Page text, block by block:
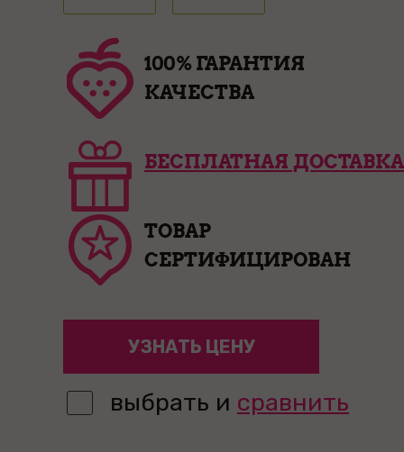
100% ГАРАНТИЯ
КАЧЕСТВА
БЕСПЛАТНАЯ ДОСТАВКА
ТОВАР
СЕРТИФИЦИРОВАН
УЗНАТЬ ЦЕНУ
выбрать и сравнить